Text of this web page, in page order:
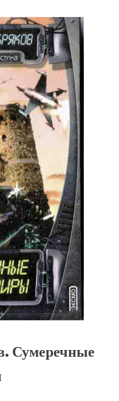
Сумеречные